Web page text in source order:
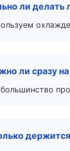
ли делать
ли сразу